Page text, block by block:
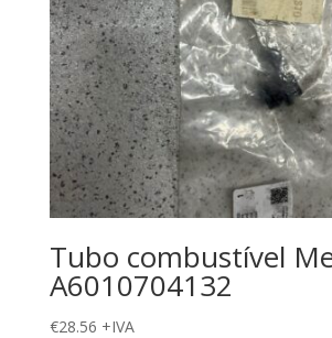
Tubo combustível
A6010704132
€28.56 +IVA